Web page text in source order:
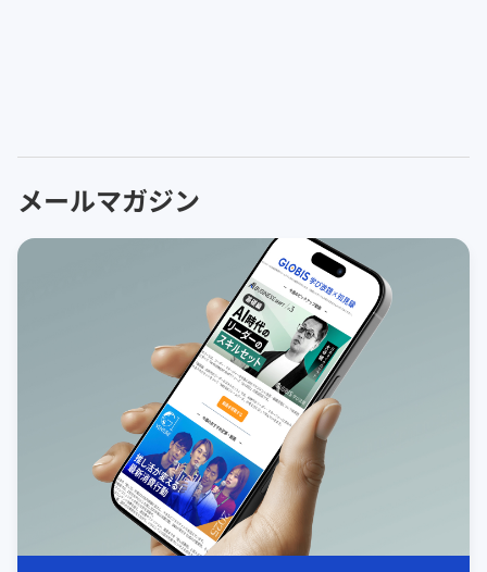
メールマガジン